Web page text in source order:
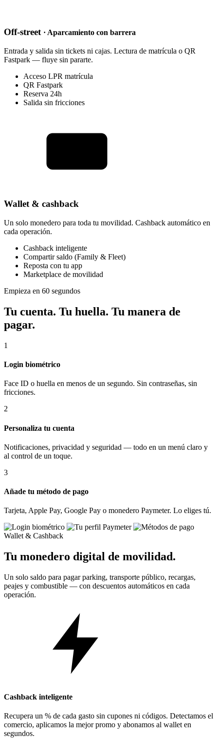
Off-street · Aparcamiento con barrera
Entrada y salida sin tickets ni cajas. Lectura de matrícula o QR
Fastpark — fluye sin pararte.
Acceso LPR matrícula
QR Fastpark
Reserva 24h
Salida sin fricciones
Wallet & cashback
Un solo monedero para toda tu movilidad. Cashback automático en
cada operación.
Cashback inteligente
Compartir saldo (Family & Fleet)
Reposta con tu app
Marketplace de movilidad
Empieza en 60 segundos
Tu cuenta. Tu huella. Tu manera de
pagar.
1
Login biométrico
Face ID o huella en menos de un segundo. Sin contraseñas, sin
fricciones.
2
Personaliza tu cuenta
Notificaciones, privacidad y seguridad — todo en un menú claro y
al control de un toque.
3
Añade tu método de pago
Tarjeta, Apple Pay, Google Pay o monedero Paymeter. Lo eliges tú.
Wallet & Cashback
Tu monedero digital de movilidad.
Un solo saldo para pagar parking, transporte público, recargas,
peajes y combustible — con descuentos automáticos en cada
operación.
Cashback inteligente
Recupera un % de cada gasto sin cupones ni códigos. Detectamos el
comercio, aplicamos la mejor promo y abonamos al wallet en
segundos.